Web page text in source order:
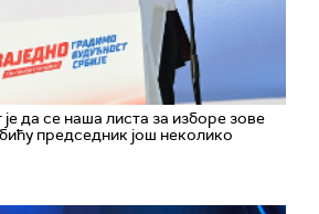
да се наша листа за изборе зове
председник још неколико